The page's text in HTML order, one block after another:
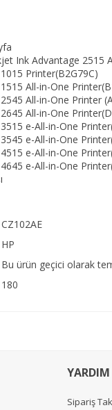
Ink Advantage 2515
Printer(B2G79C)
All-in-One
All-in-One Printer
All-in-One
e-All-in-One
e-All-in-One
e-All-in-One
e-All-in-One
CZ102AE
HP
Bu ürün geçici olarak
180
YARDIM
Sipariş